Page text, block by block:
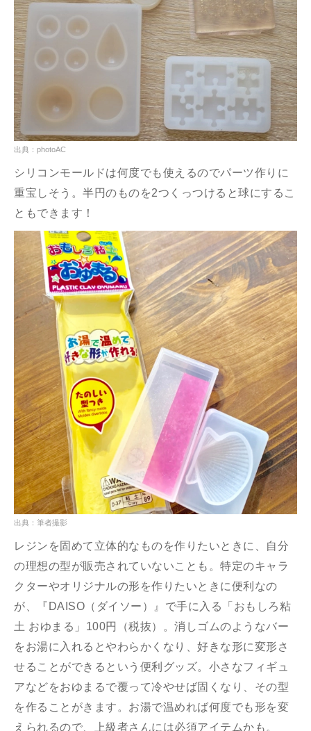
出典：photoAC
シリコンモールドは何度でも使えるのでパーツ作りに
重宝しそう。半円のものを2つくっつけると球にするこ
ともできます！
出典：筆者撮影
レジンを固めて立体的なものを作りたいときに、自分
の理想の型が販売されていないことも。特定のキャラ
クターやオリジナルの形を作りたいときに便利なの
が、『DAISO（ダイソー）』で手に入る「おもしろ粘
土 おゆまる」100円（税抜）。消しゴムのようなバー
をお湯に入れるとやわらかくなり、好きな形に変形さ
せることができるという便利グッズ。小さなフィギュ
アなどをおゆまるで覆って冷やせば固くなり、その型
を作ることがきます。お湯で温めれば何度でも形を変
えられるので、上級者さんには必須アイテムかも。